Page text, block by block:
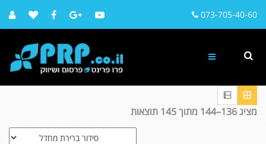
073-705-40-60
מציג 136–144 מתוך 145 תוצאות